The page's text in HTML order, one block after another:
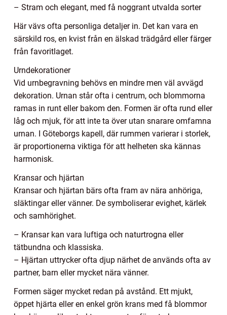
– Stram och elegant, med få noggrant utvalda sorter
Här vävs ofta personliga detaljer in. Det kan vara en
särskild ros, en kvist från en älskad trädgård eller färger
från favoritlaget.
Urndekorationer
Vid urnbegravning behövs en mindre men väl avvägd
dekoration. Urnan står ofta i centrum, och blommorna
ramas in runt eller bakom den. Formen är ofta rund eller
låg och mjuk, för att inte ta över utan snarare omfamna
urnan. I Göteborgs kapell, där rummen varierar i storlek,
är proportionerna viktiga för att helheten ska kännas
harmonisk.
Kransar och hjärtan
Kransar och hjärtan bärs ofta fram av nära anhöriga,
släktingar eller vänner. De symboliserar evighet, kärlek
och samhörighet.
– Kransar kan vara luftiga och naturtrogna eller
tätbundna och klassiska.
– Hjärtan uttrycker ofta djup närhet de används ofta av
partner, barn eller mycket nära vänner.
Formen säger mycket redan på avstånd. Ett mjukt,
öppet hjärta eller en enkel grön krans med få blommor